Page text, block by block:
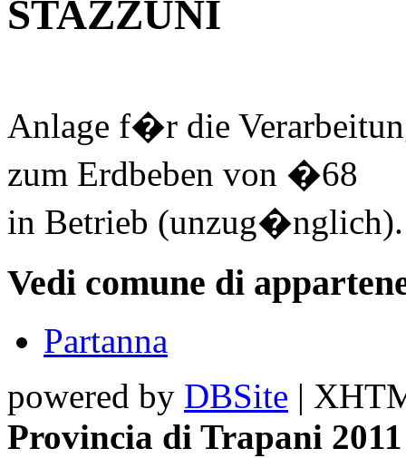
STAZZUNI
Anlage f�r die
zum Erdbeben von �68
in Betrieb (unzug�nglich).
Vedi comune di
Partanna
powered by DBSite |
Provincia di Trapani 2011